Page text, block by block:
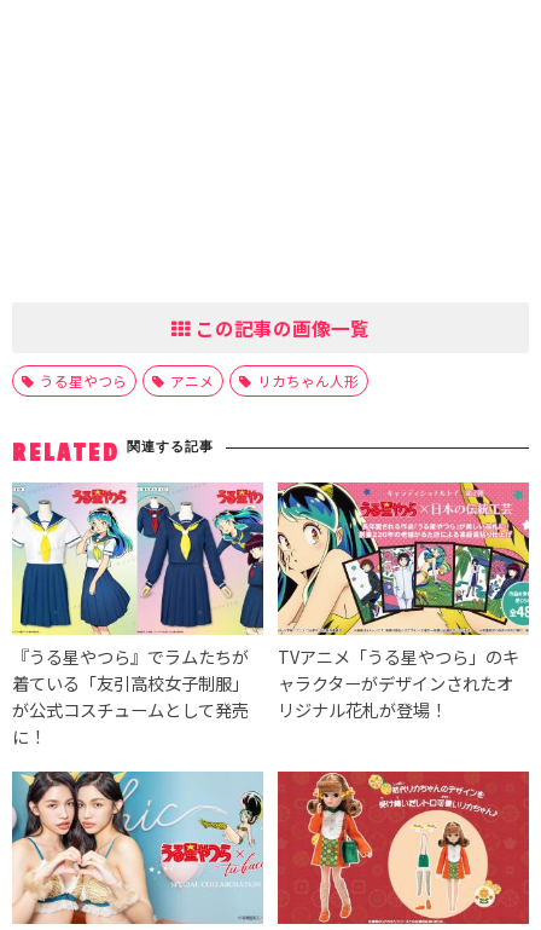
この記事の画像一覧
うる星やつら アニメ リカちゃん人形
RELATED 関連する記事
『うる星やつら』でラムたちが
着ている「友引高校女子制服」
が公式コスチュームとして発売
に！
TVアニメ「うる星やつら」のキ
ャラクターがデザインされたオ
リジナル花札が登場！